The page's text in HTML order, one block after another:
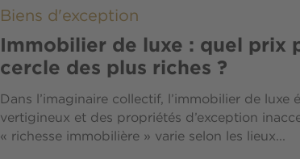
Biens d'exception
Immobilier de luxe : quel prix
cercle des plus riches ?
Dans l’imaginaire collectif, l’immobilier de luxe
vertigineux et des propriétés d’exception
« richesse immobilière » varie selon les lieux...